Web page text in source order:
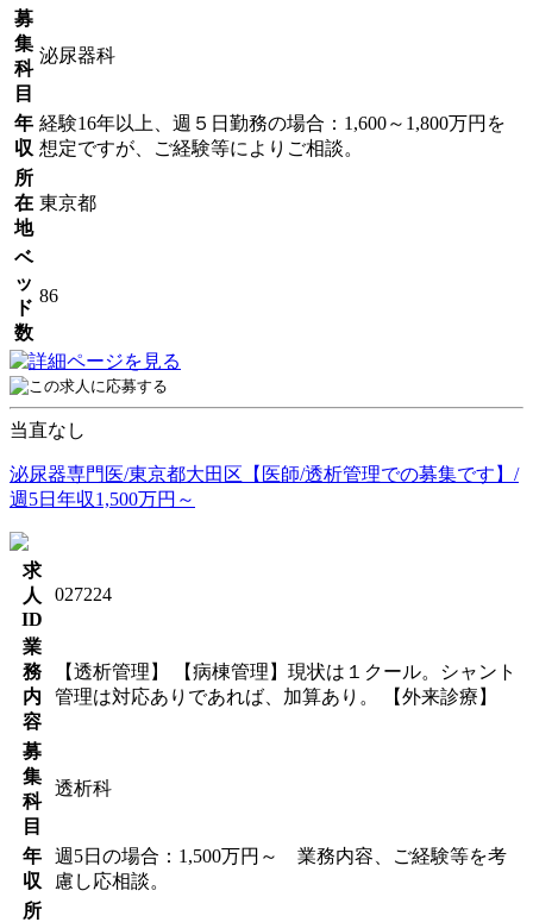
募
集
科
目
泌尿器科
年
収
経験16年以上、週５日勤務の場合：1,600～1,800万円を
想定ですが、ご経験等によりご相談。
所
在
地
東京都
ベ
ッ
ド
数
86
当直なし
泌尿器専門医/東京都大田区【医師/透析管理での募集です】/
週5日年収1,500万円～
求
人
ID
027224
業
務
内
容
【透析管理】 【病棟管理】現状は１クール。シャント
管理は対応ありであれば、加算あり。 【外来診療】
募
集
科
目
透析科
年
収
週5日の場合：1,500万円～ 業務内容、ご経験等を考
慮し応相談。
所